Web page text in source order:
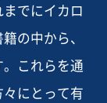
でにイカロ
の中から、
これらを通
にとって有